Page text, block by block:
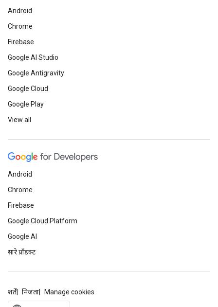
Android
Chrome
Firebase
Google AI Studio
Google Antigravity
Google Cloud
Google Play
View all
Android
Chrome
Firebase
Google Cloud Platform
Google AI
सारे प्रॉडक्ट
शर्तें निजता Manage cookies